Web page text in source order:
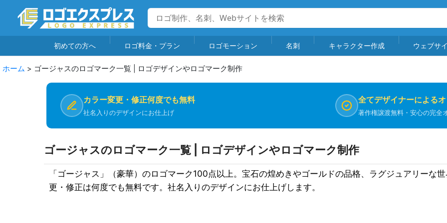
初めての方へ ロゴ料金・プラン ロゴモーション 名刺 キャラクター作成 ウェブサ
ホーム > ゴージャスのロゴマーク一覧 | ロゴデザインやロゴマーク制作
カラー変更・修正何度でも無料
社名入りのデザインにお仕上げ
全てデザイナーによる
著作権譲渡無料・安心の完全
ゴージャスのロゴマーク一覧 | ロゴデザインやロゴマーク制作
「ゴージャス」（豪華）のロゴマーク100点以上。宝石の煌めきやゴールドの品格、ラグジュアリーな
更・修正は何度でも無料です。社名入りのデザインにお仕上げします。